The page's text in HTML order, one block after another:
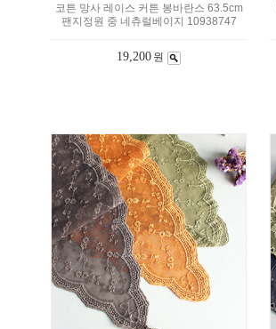
코튼 망사 레이스 커튼 봉바란스 63.5cm
팬지정원 중 네츄럴베이지 10938747
19,200 원